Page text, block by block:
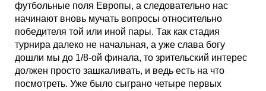
футбольные поля Европы, а следовательно нас
начинают вновь мучать вопросы относительно
победителя той или иной пары. Так как стадия
турнира далеко не начальная, а уже слава богу
дошли мы до 1/8-ой финала, то зрительский интерес
должен просто зашкаливать, и ведь есть на что
посмотреть. Уже было сыграно четыре первых